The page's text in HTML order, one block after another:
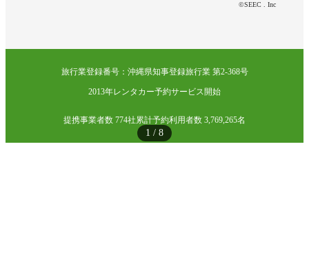
1 / 8
©SEEC . Inc
旅行業登録番号：沖縄県知事登録旅行業 第2-368号
2013年レンタカー予約サービス開始
提携事業者数 774社累計予約利用者数 3,769,265名